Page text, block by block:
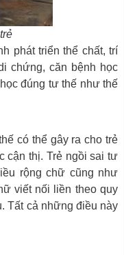
phát triển thể chất, trí
chứng, căn bệnh học
đúng tư thế như thế
có thể gây ra cho trẻ
cận thị. Trẻ ngồi sai tư
rộng chữ cũng như
viết nối liền theo quy
Tất cả những điều này